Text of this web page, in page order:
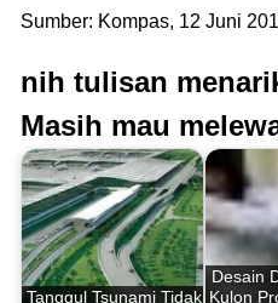
Sumber: Kompas, 12 Juni
nih tulisan
Masih mau
Tanggul Tsunami Tidak
Desain
Kulon